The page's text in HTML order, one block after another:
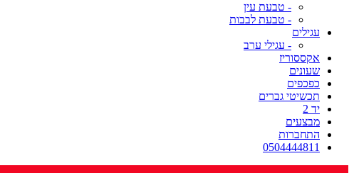
- טבעת עין
- טבעת לבבות
עגילים
- עגילי ערב
אקססוריז
שעונים
כפכפים
תכשיטי גברים
יד 2
מבצעים
התחברות
0504444811